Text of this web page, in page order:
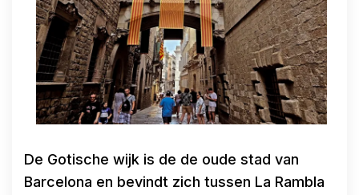
De Gotische wijk is de de oude stad van
Barcelona en bevindt zich tussen La Rambla